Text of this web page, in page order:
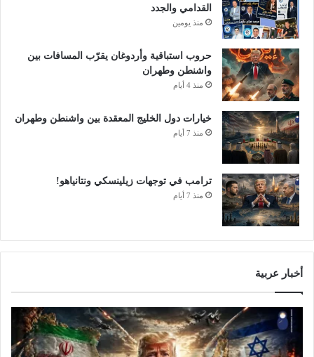
القدامي والجدد
منذ يومين
حروب استباقية وأردوغان يقرّب المسافات بين
واشنطن وطهران
منذ 4 أيام
خيارات دول الخليج المعقدة بين واشنطن وطهران
منذ 7 أيام
ترامب في توجهات زيلينسكي ونتانياهو!
منذ 7 أيام
أخبار عربية